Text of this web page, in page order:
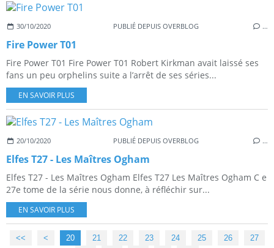
30/10/2020 PUBLIÉ DEPUIS OVERBLOG …
Fire Power T01
Fire Power T01 Fire Power T01 Robert Kirkman avait laissé ses
fans un peu orphelins suite a l’arrêt de ses séries...
EN SAVOIR PLUS
20/10/2020 PUBLIÉ DEPUIS OVERBLOG …
Elfes T27 - Les Maîtres Ogham
Elfes T27 - Les Maîtres Ogham Elfes T27 Les Maîtres Ogham C e
27e tome de la série nous donne, à réfléchir sur...
EN SAVOIR PLUS
<< < 10
20 21 22 23 24 25 26
27